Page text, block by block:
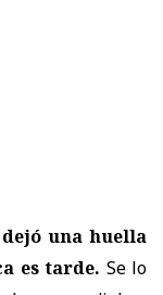
una huella
es tarde. Se lo